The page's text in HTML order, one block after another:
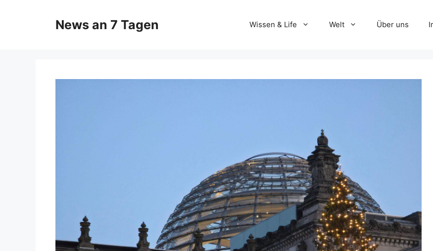
News an 7 Tagen Wissen & Life Welt Über uns